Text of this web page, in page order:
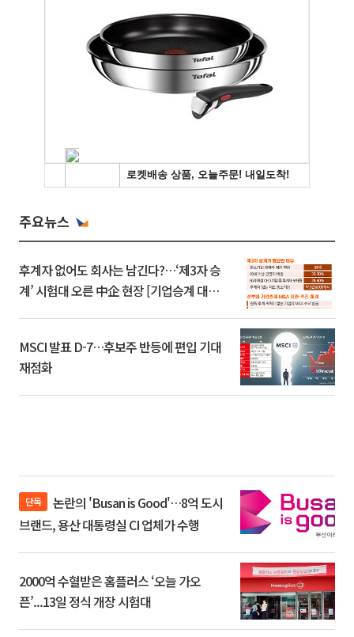
주요뉴스
후계자 없어도 회사는 남긴다?…‘제3자 승
계’ 시험대 오른 中企 현장 [기업승계 대전
MSCI 발표 D-7…후보주 반등에 편입 기대
재점화
단독
브랜드, 용산 대통령실 CI 업체가 수행
2000억 수혈받은 홈플러스 ‘오늘 가오
픈’...13일 정식 개장 시험대